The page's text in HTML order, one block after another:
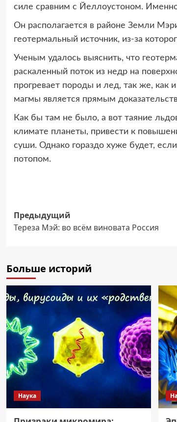
силе сравним с Йеллоустоном.
Он располагается в районе Земли
геотермальный источник, из-за
Ученым удалось выяснить, что
раскаленный поток из недр на
прогревает породы и лед, так же, как
магмы является прямым
Как бы там не было, а вот таяние
климате планеты, привести к
суши. Однако гораздо хуже будет,
потопом.
Навигация
записи
Предыдущий
Тереза Мэй: во всём виновата Россия
Больше историй
Наука